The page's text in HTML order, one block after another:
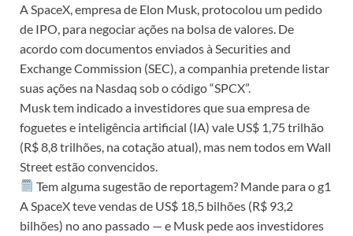
A SpaceX, empresa de Elon Musk, protocolou um pedido
de IPO, para negociar ações na bolsa de valores. De
acordo com documentos enviados à Securities and
Exchange Commission (SEC), a companhia pretende listar
suas ações na Nasdaq sob o código “SPCX”.
Musk tem indicado a investidores que sua empresa de
foguetes e inteligência artificial (IA) vale US$ 1,75 trilhão
(R$ 8,8 trilhões, na cotação atual), mas nem todos em Wall
Street estão convencidos.
Tem alguma sugestão de reportagem? Mande para o g1
A SpaceX teve vendas de US$ 18,5 bilhões (R$ 93,2
bilhões) no ano passado — e Musk pede aos investidores